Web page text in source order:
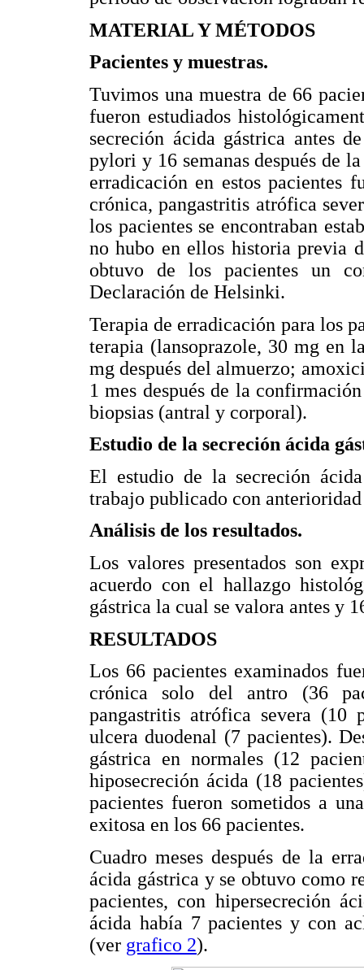
MATERIAL Y MÉTODOS
Pacientes y muestras.
Tuvimos una muestra de 66
fueron estudiados
secreción ácida gástrica antes
pylori y 16 semanas después de
erradicación en estos pacientes
crónica, pangastritis atrófica
los pacientes se encontraban
no hubo en ellos historia previa
obtuvo de los pacientes un
Declaración de Helsinki.
Terapia de erradicación para los
terapia (lansoprazole, 30 mg en
mg después del almuerzo;
1 mes después de la
biopsias (antral y corporal).
Estudio de la secreción ácida
El estudio de la secreción
trabajo publicado con
Análisis de los resultados.
Los valores presentados son
acuerdo con el hallazgo
gástrica la cual se valora antes y
RESULTADOS
Los 66 pacientes examinados
crónica solo del antro (36
pangastritis atrófica severa (10
ulcera duodenal (7 pacientes).
gástrica en normales (12
hiposecreción ácida (18
pacientes fueron sometidos a
exitosa en los 66 pacientes.
Cuadro meses después de la
ácida gástrica y se obtuvo como
pacientes, con hipersecreción
ácida había 7 pacientes y con
(ver grafico 2).